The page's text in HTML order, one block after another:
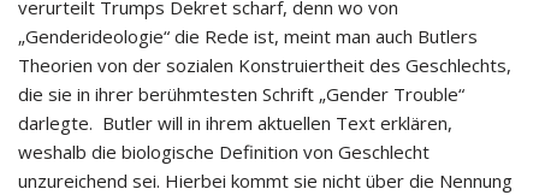
verurteilt Trumps Dekret scharf, denn wo von
„Genderideologie“ die Rede ist, meint man auch Butlers
Theorien von der sozialen Konstruiertheit des Geschlechts,
die sie in ihrer berühmtesten Schrift „Gender Trouble“
darlegte. Butler will in ihrem aktuellen Text erklären,
weshalb die biologische Definition von Geschlecht
unzureichend sei. Hierbei kommt sie nicht über die Nennung